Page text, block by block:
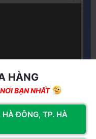
HÀNG
BẠN NHẤT
HÀ ĐÔNG, TP. HÀ